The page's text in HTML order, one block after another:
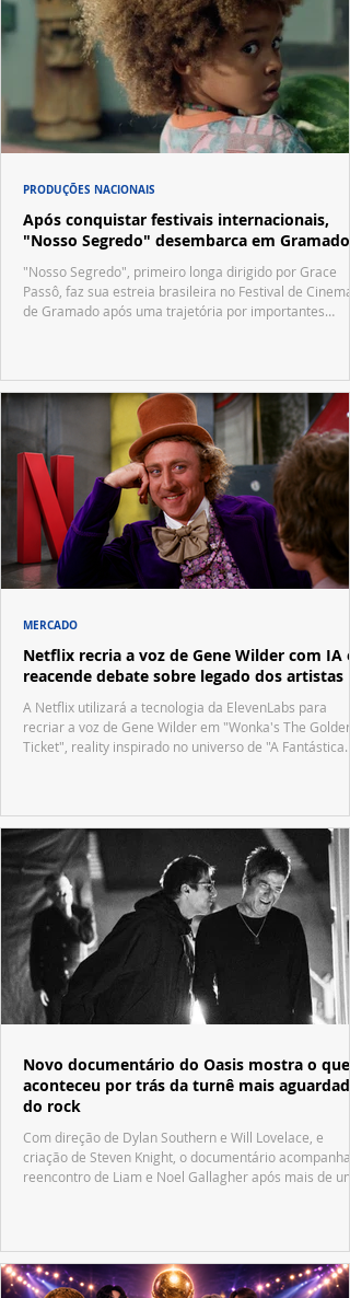
Após conquistar festivais internacionais,
"Nosso Segredo" desembarca em Gramado
"Nosso Segredo", primeiro longa dirigido por Grace
Passô, faz sua estreia brasileira no Festival de Cinema
de Gramado após uma trajetória por importantes
PRODUÇÕES NACIONAIS
Netflix recria a voz de Gene Wilder com IA e
reacende debate sobre legado dos artistas
A Netflix utilizará a tecnologia da ElevenLabs para
recriar a voz de Gene Wilder em "Wonka's The Golden
Ticket", reality inspirado no universo de "A Fantástica
MERCADO
Novo documentário do Oasis mostra o que
aconteceu por trás da turnê mais aguardada
do rock
Com direção de Dylan Southern e Will Lovelace, e
criação de Steven Knight, o documentário acompanha
reencontro de Liam e Noel Gallagher após mais de